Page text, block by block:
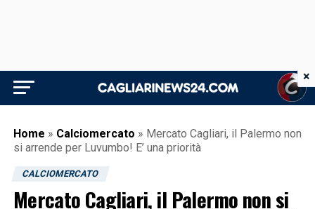
Home » Calciomercato » Mercato Cagliari, il Palermo non
si arrende per Luvumbo! E’ una priorità
CALCIOMERCATO
Mercato Cagliari, il Palermo non si
×